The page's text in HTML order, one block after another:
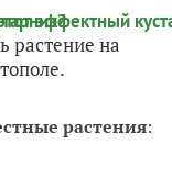
растение на
растения: